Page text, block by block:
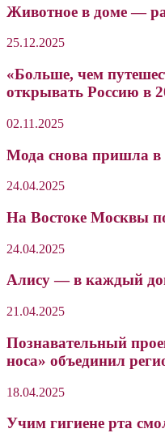
Животное в доме —
25.12.2025
«Больше, чем
открывать Россию в
02.11.2025
Мода снова пришла
24.04.2025
На Востоке Москвы
24.04.2025
Алису — в каждый
21.04.2025
Познавательный
носа» объединил
18.04.2025
Учим гигиене рта